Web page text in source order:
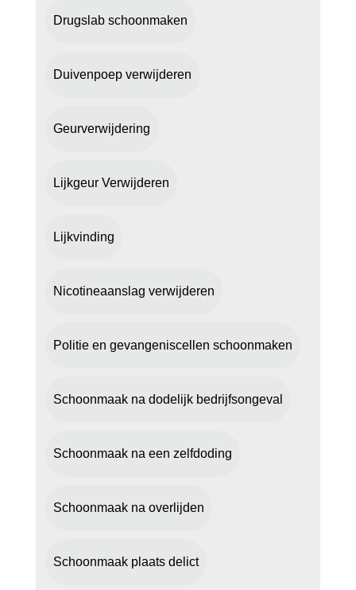
Drugslab schoonmaken
Duivenpoep verwijderen
Geurverwijdering
Lijkgeur Verwijderen
Lijkvinding
Nicotineaanslag verwijderen
Politie en gevangeniscellen schoonmaken
Schoonmaak na dodelijk bedrijfsongeval
Schoonmaak na een zelfdoding
Schoonmaak na overlijden
Schoonmaak plaats delict